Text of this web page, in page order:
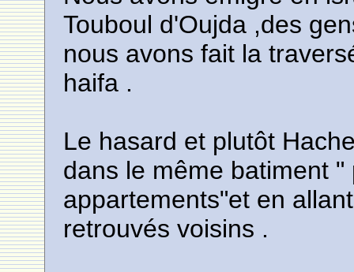
Touboul d'Oujda ,des
nous avons fait la
haifa .
Le hasard et plutôt
dans le même batiment
appartements"et en
retrouvés voisins .